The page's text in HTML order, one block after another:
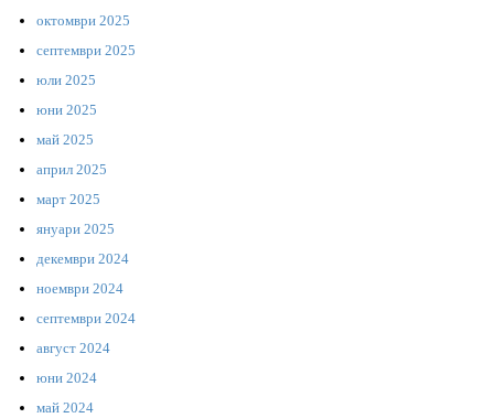
октомври 2025
септември 2025
юли 2025
юни 2025
май 2025
април 2025
март 2025
януари 2025
декември 2024
ноември 2024
септември 2024
август 2024
юни 2024
май 2024